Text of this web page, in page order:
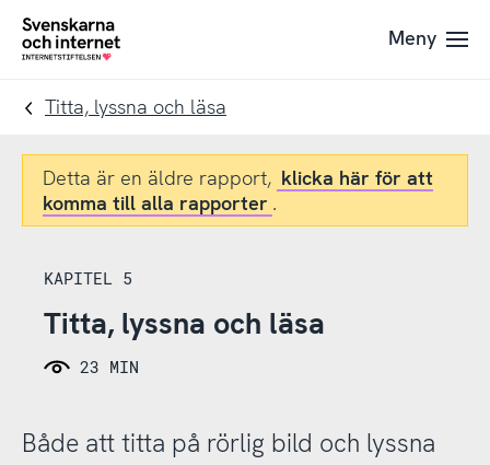
Till
navigation
Till
innehåll
To
Meny
Titta, lyssna och läsa
Detta är en äldre rapport, klicka här för att
komma till alla rapporter .
KAPITEL 5
Titta, lyssna och läsa
23 MIN
Både att titta på rörlig bild och lyssna